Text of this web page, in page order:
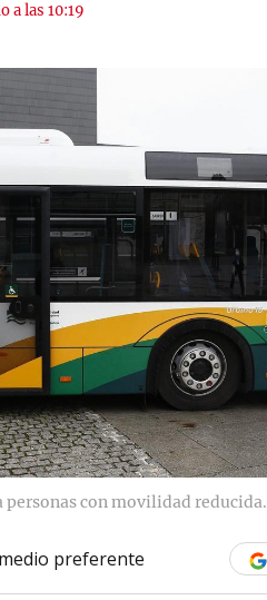
a las 10:19
personas con movilidad reducida.
preferente